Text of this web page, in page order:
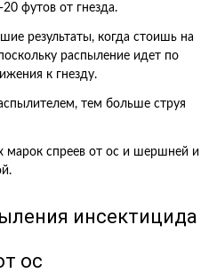
футов от гнезда.
результаты, когда стоишь на
распыление идет по
к гнезду.
тем больше струя
марок спреев от ос и шершней и
инсектицида
ос